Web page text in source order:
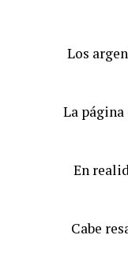
Los
La página
En
Cabe